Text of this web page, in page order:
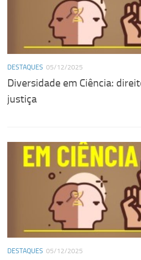
DESTAQUES 05/12/2025
Diversidade em Ciência:
justiça
DESTAQUES 05/12/2025